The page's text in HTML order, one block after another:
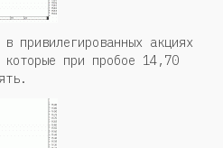
привилегированных акциях
при пробое 14,70